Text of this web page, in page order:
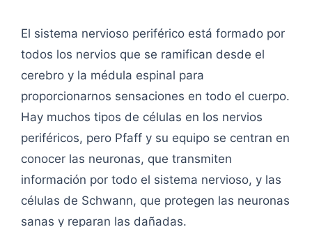
El sistema nervioso periférico está formado por
todos los nervios que se ramifican desde el
cerebro y la médula espinal para
proporcionarnos sensaciones en todo el cuerpo.
Hay muchos tipos de células en los nervios
periféricos, pero Pfaff y su equipo se centran en
conocer las neuronas, que transmiten
información por todo el sistema nervioso, y las
células de Schwann, que protegen las neuronas
sanas y reparan las dañadas.